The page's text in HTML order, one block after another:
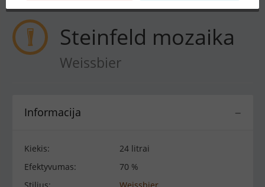
Steinfeld mozaika
Weissbier
−
Informacija
Kiekis:
24 litrai
Efektyvumas:
70 %